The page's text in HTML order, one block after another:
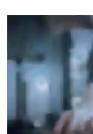
ICTbusiness
novostvorenu
snage,
poslovanja stvore
prihoda, koji
distribucije,
vrijednost bolje
doprinosi
operativnu